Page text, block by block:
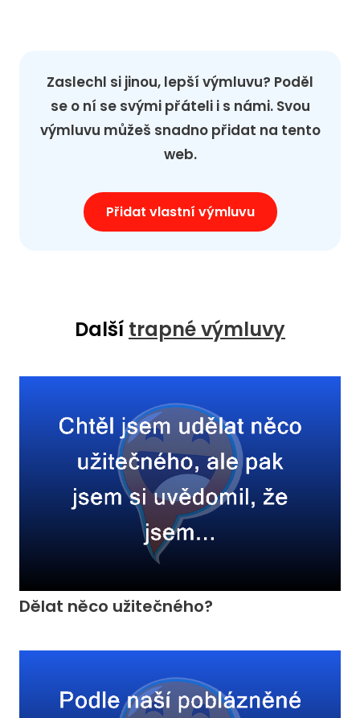
Zaslechl si jinou, lepší výmluvu? Poděl
se o ní se svými přáteli i s námi. Svou
výmluvu můžeš snadno přidat na tento
web.
Přidat vlastní výmluvu
Další trapné výmluvy
Dělat něco užitečného?